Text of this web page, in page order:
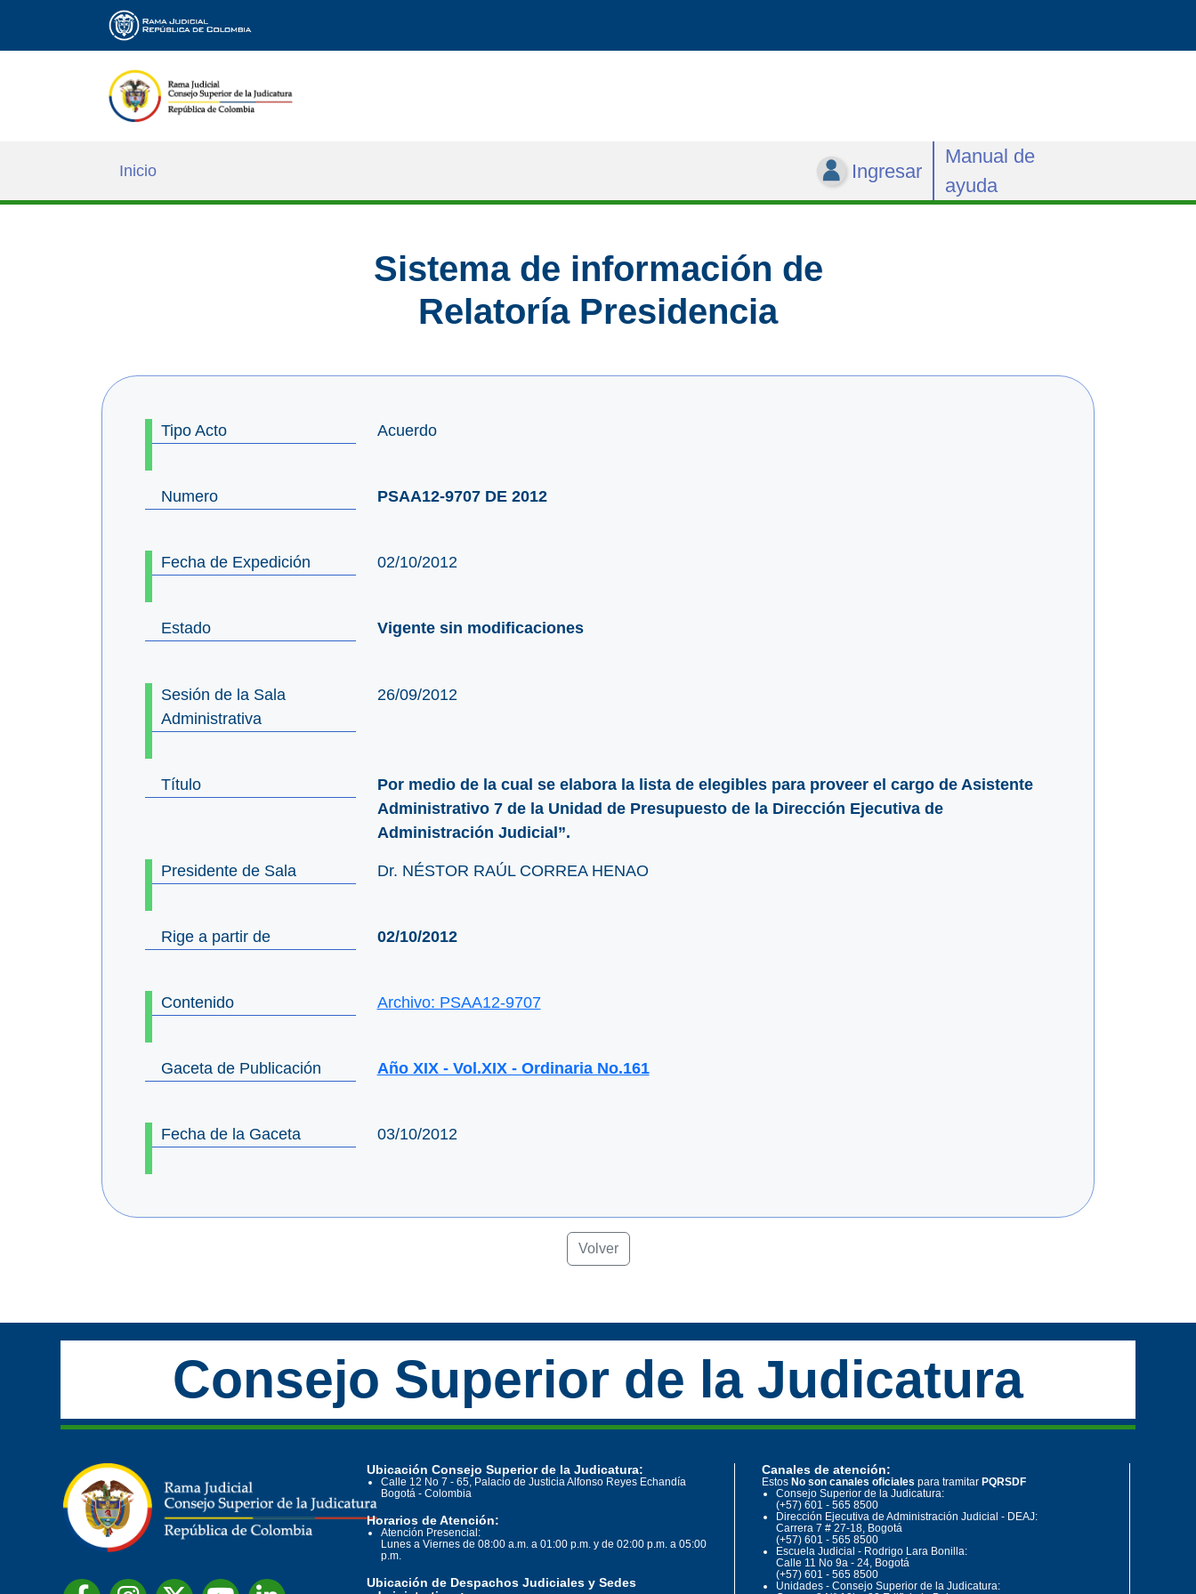
Inicio Ingresar
Manual de
ayuda
Sistema de información de
Relatoría Presidencia
Tipo Acto Acuerdo
Numero PSAA12-9707 DE 2012
Fecha de Expedición 02/10/2012
Estado Vigente sin modificaciones
Sesión de la Sala
Administrativa
26/09/2012
Título
Por medio de la cual se elabora la lista de elegibles para proveer el cargo de Asistente
Administrativo 7 de la Unidad de Presupuesto de la Dirección Ejecutiva de
Administración Judicial”.
Presidente de Sala Dr. NÉSTOR RAÚL CORREA HENAO
Rige a partir de 02/10/2012
Contenido Archivo: PSAA12-9707
Gaceta de Publicación Año XIX - Vol.XIX - Ordinaria No.161
Fecha de la Gaceta 03/10/2012
Volver
Consejo Superior de la Judicatura
Ubicación Consejo Superior de la Judicatura:
Calle 12 No 7 - 65, Palacio de Justicia Alfonso Reyes Echandía
Bogotá - Colombia
Horarios de Atención:
Atención Presencial:
Lunes a Viernes de 08:00 a.m. a 01:00 p.m. y de 02:00 p.m. a 05:00
p.m.
Ubicación de Despachos Judiciales y Sedes
Canales de atención:
Estos No son canales oficiales para tramitar PQRSDF
Consejo Superior de la Judicatura:
(+57) 601 - 565 8500
Dirección Ejecutiva de Administración Judicial - DEAJ:
Carrera 7 # 27-18, Bogotá
(+57) 601 - 565 8500
Escuela Judicial - Rodrigo Lara Bonilla:
Calle 11 No 9a - 24, Bogotá
(+57) 601 - 565 8500
Unidades - Consejo Superior de la Judicatura: